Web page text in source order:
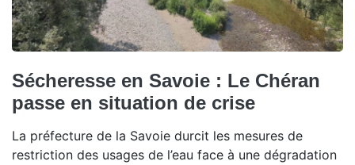
Sécheresse en Savoie : Le Chéran
passe en situation de crise
La préfecture de la Savoie durcit les mesures de
restriction des usages de l’eau face à une dégradation